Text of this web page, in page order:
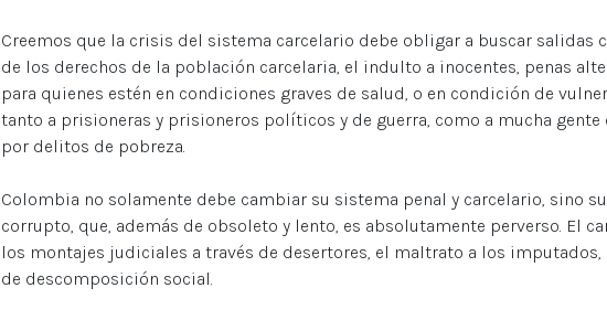
Creemos que la crisis del sistema carcelario debe obligar a buscar salidas
de los derechos de la población carcelaria, el indulto a inocentes, penas
para quienes estén en condiciones graves de salud, o en condición de
tanto a prisioneras y prisioneros políticos y de guerra, como a mucha gente
por delitos de pobreza.
Colombia no solamente debe cambiar su sistema penal y carcelario, sino
corrupto, que, además de obsoleto y lento, es absolutamente perverso. El
los montajes judiciales a través de desertores, el maltrato a los imputados,
de descomposición social.